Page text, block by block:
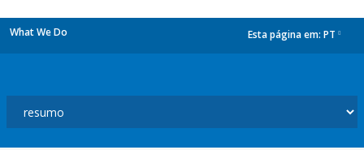
What We Do Esta página em: PT